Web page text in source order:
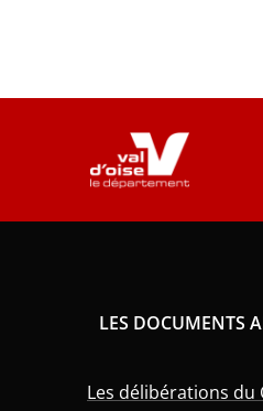
LES DOCUMENTS
Les délibérations du